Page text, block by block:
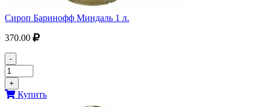
Сироп Баринофф Миндаль 1 л.
370.00
-
+
Купить